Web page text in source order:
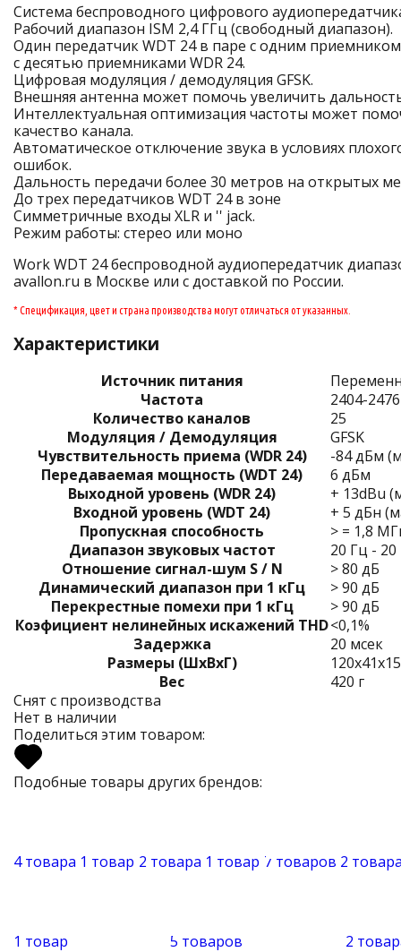
Система беспроводного цифрового
Рабочий диапазон ISM 2,4 ГГц (свободный диапазон).
Один передатчик WDT 24 в паре с одним
с десятью приемниками WDR 24.
Цифровая модуляция / демодуляция GFSK.
Внешняя антенна может помочь увеличить
Интеллектуальная оптимизация частоты может
качество канала.
Автоматическое отключение звука в условиях
ошибок.
Дальность передачи более 30 метров на открытых
До трех передатчиков WDT 24 в зоне
Симметричные входы XLR и '' jack.
Режим работы: стерео или моно
Work WDT 24 беспроводной аудиопередатчик
avallon.ru в Москве или с доставкой по России.
* Спецификация, цвет и страна производства могут отличаться от указанных.
Характеристики
Источник питания
Частота
2404-
Количество каналов
25
Модуляция / Демодуляция
GFSK
Чувствительность приема (WDR 24)
-84 дБм
Передаваемая мощность (WDT 24)
6 дБм
Выходной уровень (WDR 24)
+ 13dBu
Входной уровень (WDT 24)
+ 5 дБн
Пропускная способность
> = 1,8
Диапазон звуковых частот
20 Гц -
Отношение сигнал-шум S / N
> 80 дБ
Динамический диапазон при 1 кГц
> 90 дБ
Перекрестные помехи при 1 кГц
> 90 дБ
Коэфициент нелинейных искажений THD<0,1%
Задержка
20 мсек
Размеры (ШxВxГ)
Вес
420 г
Снят с производства
Нет в наличии
Поделиться этим товаром:
Подобные товары других брендов:
4 товара 1 товар 2 товара 1 товар 7 товаров 2
1 товар 5 товаров
2